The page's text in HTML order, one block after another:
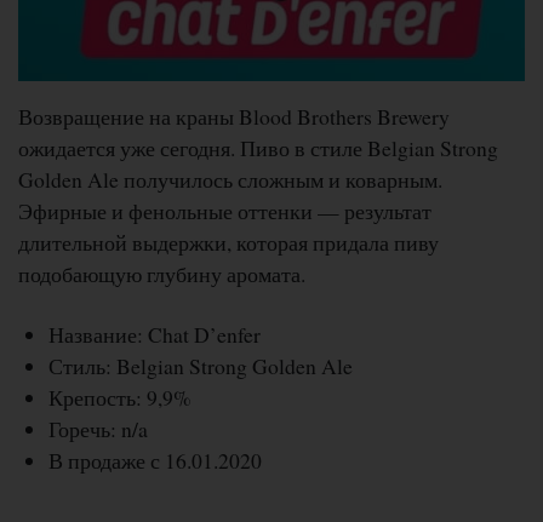
Возвращение на краны Blood Brothers Brewery
ожидается уже сегодня. Пиво в стиле Belgian Strong
Golden Ale получилось сложным и коварным.
Эфирные и фенольные оттенки — результат
длительной выдержки, которая придала пиву
подобающую глубину аромата.
Название: Chat D’enfer
Стиль: Belgian Strong Golden Ale
Крепость: 9,9%
Горечь: n/a
В продаже с 16.01.2020